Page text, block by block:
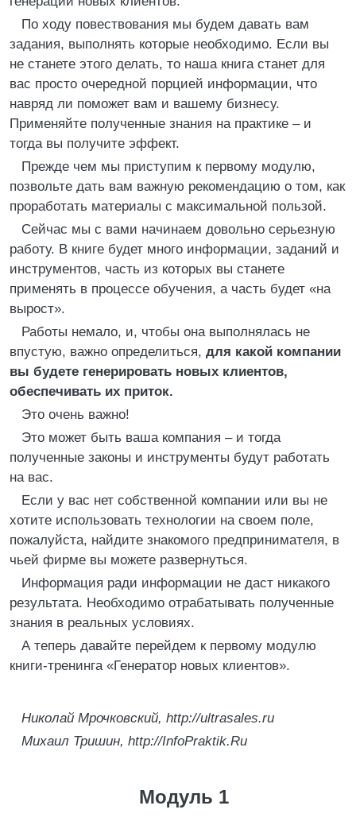
По ходу повествования мы будем давать вам
задания, выполнять которые необходимо. Если вы
не станете этого делать, то наша книга станет для
вас просто очередной порцией информации, что
навряд ли поможет вам и вашему бизнесу.
Применяйте полученные знания на практике – и
тогда вы получите эффект.
Прежде чем мы приступим к первому модулю,
позвольте дать вам важную рекомендацию о том, как
проработать материалы с максимальной пользой.
Сейчас мы с вами начинаем довольно серьезную
работу. В книге будет много информации, заданий и
инструментов, часть из которых вы станете
применять в процессе обучения, а часть будет «на
вырост».
Работы немало, и, чтобы она выполнялась не
впустую, важно определиться, для какой компании
вы будете генерировать новых клиентов,
обеспечивать их приток.
Это очень важно!
Это может быть ваша компания – и тогда
полученные законы и инструменты будут работать
на вас.
Если у вас нет собственной компании или вы не
хотите использовать технологии на своем поле,
пожалуйста, найдите знакомого предпринимателя, в
чьей фирме вы можете развернуться.
Информация ради информации не даст никакого
результата. Необходимо отрабатывать полученные
знания в реальных условиях.
А теперь давайте перейдем к первому модулю
книги-тренинга «Генератор новых клиентов».
Николай Мрочковский, http://ultrasales.ru
Михаил Тришин, http://InfoPraktik.Ru
Модуль 1